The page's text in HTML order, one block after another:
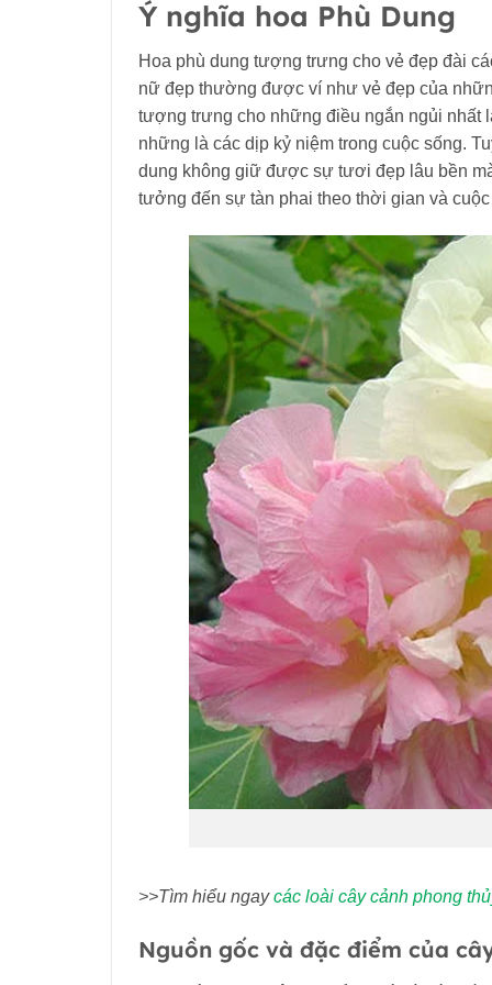
Ý nghĩa hoa Phù Dung
Hoa phù dung tượng trưng cho vẻ đẹp đài
nữ đẹp thường được ví như vẻ đẹp của
tượng trưng cho những điều ngắn ngủi nhất
những là các dịp kỷ niệm trong cuộc sống.
dung không giữ được sự tươi đẹp lâu bền
tưởng đến sự tàn phai theo thời gian và
>>Tìm hiểu ngaycác loài cây cảnh phong
Nguồn gốc và đặc điểm của